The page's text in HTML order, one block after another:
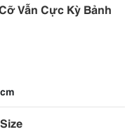
Vẫn Cực Kỳ Bảnh